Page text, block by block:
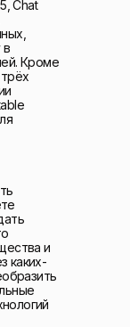
и
каких-
Chat
в
Кроме